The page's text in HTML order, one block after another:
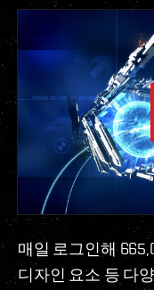
매일 로그인해
디자인 요소 등 다